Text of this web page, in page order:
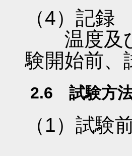
（4）記録
温度及び
験開始前、
2.6 試験方
（1）試験